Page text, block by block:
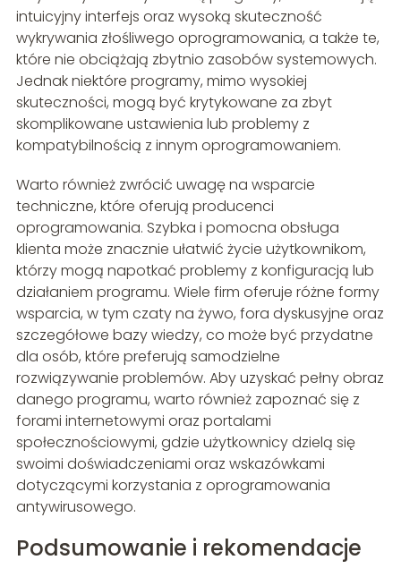
intuicyjny interfejs oraz wysoką skuteczność
wykrywania złośliwego oprogramowania, a także te,
które nie obciążają zbytnio zasobów systemowych.
Jednak niektóre programy, mimo wysokiej
skuteczności, mogą być krytykowane za zbyt
skomplikowane ustawienia lub problemy z
kompatybilnością z innym oprogramowaniem.
Warto również zwrócić uwagę na wsparcie
techniczne, które oferują producenci
oprogramowania. Szybka i pomocna obsługa
klienta może znacznie ułatwić życie użytkownikom,
którzy mogą napotkać problemy z konfiguracją lub
działaniem programu. Wiele firm oferuje różne formy
wsparcia, w tym czaty na żywo, fora dyskusyjne oraz
szczegółowe bazy wiedzy, co może być przydatne
dla osób, które preferują samodzielne
rozwiązywanie problemów. Aby uzyskać pełny obraz
danego programu, warto również zapoznać się z
forami internetowymi oraz portalami
społecznościowymi, gdzie użytkownicy dzielą się
swoimi doświadczeniami oraz wskazówkami
dotyczącymi korzystania z oprogramowania
antywirusowego.
Podsumowanie i rekomendacje